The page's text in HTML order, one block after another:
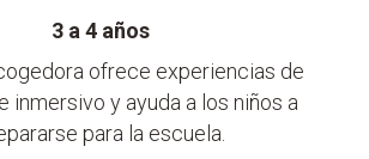
3 a 4 años
ofrece experiencias de
inmersivo y ayuda a los niños a
para la escuela.